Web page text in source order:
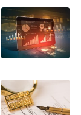
普通投资
动，指数
数长期收